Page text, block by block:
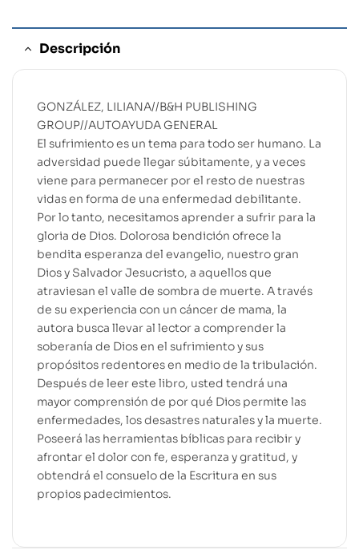
Descripción
GONZÁLEZ, LILIANA//B&H PUBLISHING
GROUP//AUTOAYUDA GENERAL
El sufrimiento es un tema para todo ser humano. La
adversidad puede llegar súbitamente, y a veces
viene para permanecer por el resto de nuestras
vidas en forma de una enfermedad debilitante.
Por lo tanto, necesitamos aprender a sufrir para la
gloria de Dios. Dolorosa bendición ofrece la
bendita esperanza del evangelio, nuestro gran
Dios y Salvador Jesucristo, a aquellos que
atraviesan el valle de sombra de muerte. A través
de su experiencia con un cáncer de mama, la
autora busca llevar al lector a comprender la
soberanía de Dios en el sufrimiento y sus
propósitos redentores en medio de la tribulación.
Después de leer este libro, usted tendrá una
mayor comprensión de por qué Dios permite las
enfermedades, los desastres naturales y la muerte.
Poseerá las herramientas bíblicas para recibir y
afrontar el dolor con fe, esperanza y gratitud, y
obtendrá el consuelo de la Escritura en sus
propios padecimientos.